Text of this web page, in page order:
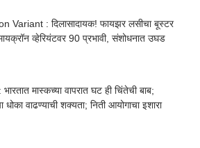
Variant : दिलासादायक! फायझर लसीचा बूस्टर
व्हेरियंटवर 90 प्रभावी, संशोधनात उघड
मास्कच्या वापरात घट ही चिंतेची बाब;
धोका वाढण्याची शक्यता; निती आयोगाचा इशारा